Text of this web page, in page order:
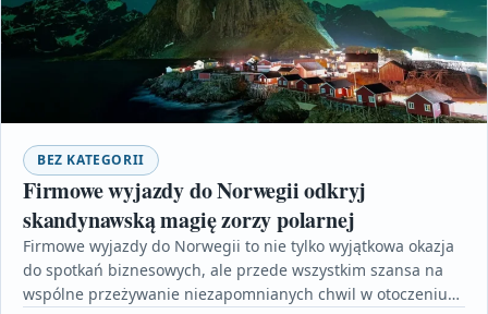
BEZ KATEGORII
Firmowe wyjazdy do Norwegii odkryj
skandynawską magię zorzy polarnej
Firmowe wyjazdy do Norwegii to nie tylko wyjątkowa okazja
do spotkań biznesowych, ale przede wszystkim szansa na
wspólne przeżywanie niezapomnianych chwil w otoczeniu